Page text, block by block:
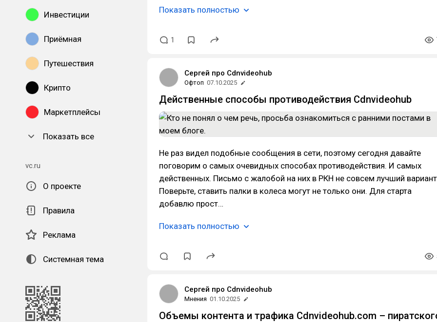
Инвестиции
Приёмная
Путешествия
Крипто
Маркетплейсы
Показать все
vc.ru
О проекте
Правила
Реклама
Системная тема
Показать полностью
1
Сергей про Cdnvideohub
Офтоп 07.10.2025
Действенные способы противодействия Cdnvideohub
Не раз видел подобные сообщения в сети, поэтому сегодня давайте
поговорим о самых очевидных способах противодействия. И самых
действенных. Письмо с жалобой на них в РКН не совсем лучший
Поверьте, ставить палки в колеса могут не только они. Для старта
добавлю прост…
Показать полностью
Сергей про Cdnvideohub
Мнения 01.10.2025
Объемы контента и трафика Cdnvideohub.com –